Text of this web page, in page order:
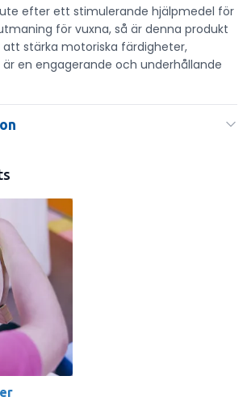
efter ett stimulerande hjälpmedel för
för vuxna, så är denna produkt
stärka motoriska färdigheter,
en engagerande och underhållande